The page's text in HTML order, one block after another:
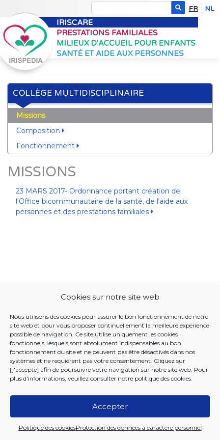
Cookies sur notre site web
Nous utilisons des cookies pour assurer le bon fonctionnement de notre
site web et pour vous proposer continuellement la meilleure expérience
possible de navigation. Ce site utilise uniquement les cookies
fonctionnels, lesquels sont absolument indispensables au bon
fonctionnement du site et ne peuvent pas être désactivés dans nos
systèmes et ne requièrent pas votre consentement. Cliquez sur
[j'accepte] afin de poursuivre votre navigation sur notre site web. Pour
plus d'informations, veuillez consulter notre politique des cookies.
Accepter
Politique des cookiesProtection des données à caractère personnel
FR NL
IRISCARE
PRESTATIONS FAMILIALES
MILIEUX D'ACCUEIL POUR ENFANTS
SANTÉ ET AIDE AUX PERSONNES
COLLÈGE MULTIDISCIPLINAIRE
Missions
Composition
Fonctionnement
MISSIONS
23 MARS 2017- Ordonnance portant création de
l'Office bicommunautaire de la santé, de l'aide aux
personnes et des prestations familiales
2026 Iriscare